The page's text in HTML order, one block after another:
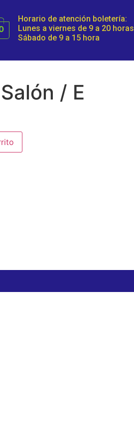
Horario de atención boletería:
Lunes a viernes de 9 a 20 horas
Sábado de 9 a 15 hora
/ E